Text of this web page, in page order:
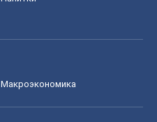
Mакроэкономика